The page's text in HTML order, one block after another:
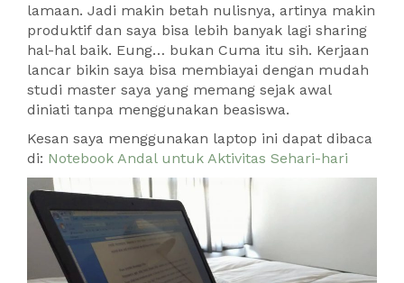
lamaan. Jadi makin betah nulisnya, artinya makin
produktif dan saya bisa lebih banyak lagi sharing
hal-hal baik. Eung… bukan Cuma itu sih. Kerjaan
lancar bikin saya bisa membiayai dengan mudah
studi master saya yang memang sejak awal
diniati tanpa menggunakan beasiswa.
Kesan saya menggunakan laptop ini dapat dibaca
di: Notebook Andal untuk Aktivitas Sehari-hari